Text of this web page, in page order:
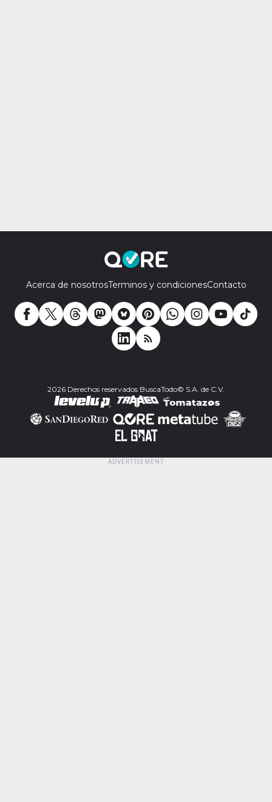
Acerca de nosotrosTerminos y condicionesContacto
2026 Derechos reservados BuscaTodo© S.A. de C.V.